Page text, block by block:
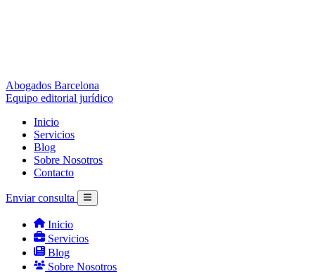
Abogados Barcelona
Equipo editorial jurídico
Inicio
Servicios
Blog
Sobre Nosotros
Contacto
Enviar consulta
Inicio
Servicios
Blog
Sobre Nosotros